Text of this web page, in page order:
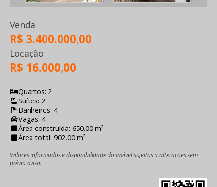
Venda
R$ 3.400.000,00
Locação
R$ 16.000,00
Quartos: 2
Suítes: 2
Banheiros: 4
Vagas: 4
Área construída: 650.00 m²
Área total: 902,00 m²
Valores informados e disponibilidade do imóvel sujeitos a alterações sem
prévio aviso.